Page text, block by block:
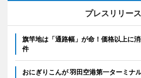
プレスリリース
旗竿地は「通路幅」が命！価格以上に
件
おにぎりこんが 羽田空港第一ターミナ